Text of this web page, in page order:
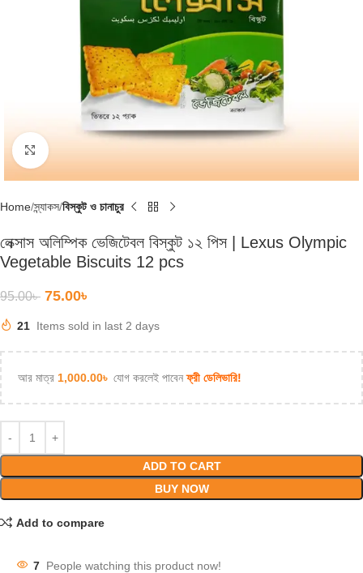
Click to enlarge
Home স্ন্যাকস বিস্কুট ও চানাচুর
লেক্সাস অলিম্পিক ভেজিটেবল বিস্কুট ১২ পিস | Lexus Olympic
Vegetable Biscuits 12 pcs
95.00৳ 75.00৳
21 Items sold in last 2 days
আর মাত্র 1,000.00৳ যোগ করলেই পাবেনফ্রী ডেলিভারি!
ADD TO CART
BUY NOW
Add to compare
7 People watching this product now!